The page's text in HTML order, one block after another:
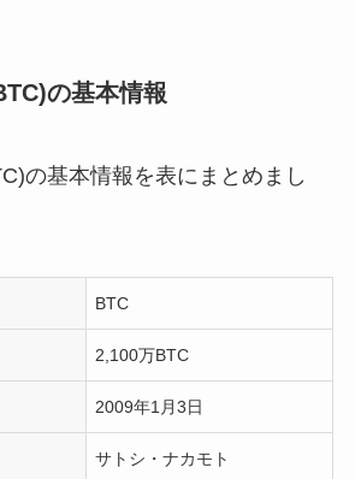
の基本情報
の基本情報を表にまとめまし
BTC
2,100万BTC
2009年1月3日
サトシ・ナカモト